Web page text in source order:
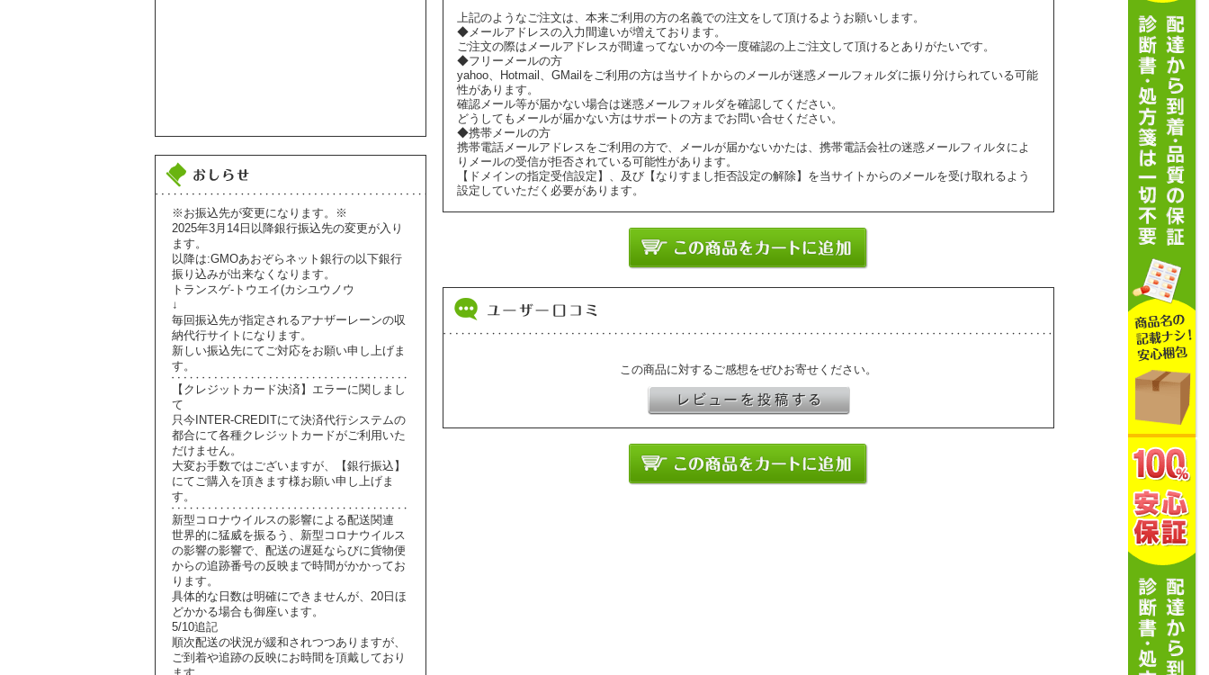
上記のようなご注文は、本来ご利用の方の名義での注文をして頂けるようお願いします。
◆メールアドレスの入力間違いが増えております。
ご注文の際はメールアドレスが間違ってないかの今一度確認の上ご注文して頂けるとありがたいです。
◆フリーメールの方
yahoo、Hotmail、GMailをご利用の方は当サイトからのメールが迷惑メールフォルダに振り分けられている可能
性があります。
確認メール等が届かない場合は迷惑メールフォルダを確認してください。
どうしてもメールが届かない方はサポートの方までお問い合せください。
◆携帯メールの方
携帯電話メールアドレスをご利用の方で、メールが届かないかたは、携帯電話会社の迷惑メールフィルタによ
りメールの受信が拒否されている可能性があります。
【ドメインの指定受信設定】、及び【なりすまし拒否設定の解除】を当サイトからのメールを受け取れるよう
設定していただく必要があります。
この商品に対するご感想をぜひお寄せください。
※お振込先が変更になります。※
2025年3月14日以降銀行振込先の変更が入り
ます。
以降は:GMOあおぞらネット銀行の以下銀行
振り込みが出来なくなります。
トランスゲ-トウエイ(カシユウノウ
↓
毎回振込先が指定されるアナザーレーンの収
納代行サイトになります。
新しい振込先にてご対応をお願い申し上げま
す。
【クレジットカード決済】エラーに関しまし
て
只今INTER-CREDITにて決済代行システムの
都合にて各種クレジットカードがご利用いた
だけません。
大変お手数ではございますが、【銀行振込】
にてご購入を頂きます様お願い申し上げま
す。
新型コロナウイルスの影響による配送関連
世界的に猛威を振るう、新型コロナウイルス
の影響の影響で、配送の遅延ならびに貨物便
からの追跡番号の反映まで時間がかかってお
ります。
具体的な日数は明確にできませんが、20日ほ
どかかる場合も御座います。
5/10追記
順次配送の状況が緩和されつつありますが、
ご到着や追跡の反映にお時間を頂戴しており